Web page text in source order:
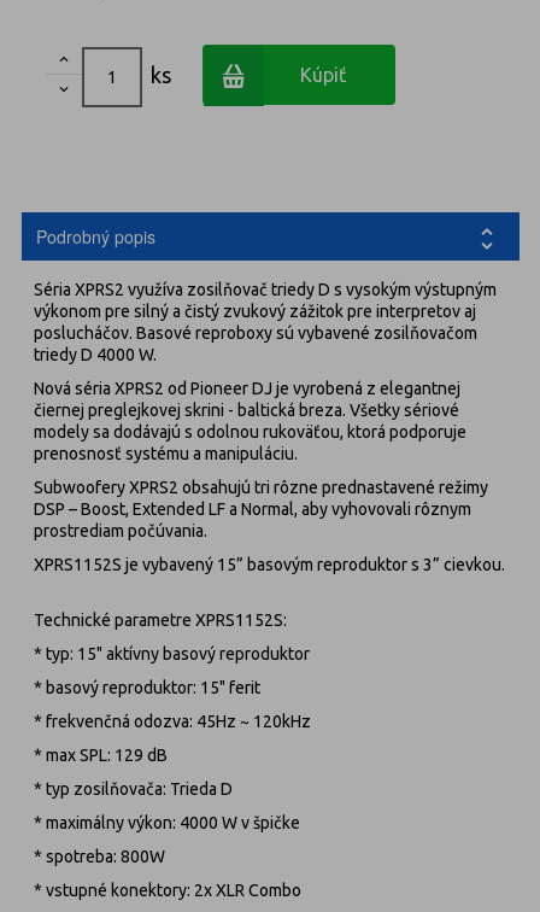


ks Kúpiť
Podrobný popis
Séria XPRS2 využíva zosilňovač triedy D s vysokým výstupným
výkonom pre silný a čistý zvukový zážitok pre interpretov aj
poslucháčov. Basové reproboxy sú vybavené zosilňovačom
triedy D 4000 W.
Nová séria XPRS2 od Pioneer DJ je vyrobená z elegantnej
čiernej preglejkovej skrini - baltická breza. Všetky sériové
modely sa dodávajú s odolnou rukoväťou, ktorá podporuje
prenosnosť systému a manipuláciu.
Subwoofery XPRS2 obsahujú tri rôzne prednastavené režimy
DSP – Boost, Extended LF a Normal, aby vyhovovali rôznym
prostrediam počúvania.
XPRS1152S je vybavený 15” basovým reproduktor s 3” cievkou.
Technické parametre XPRS1152S:
* typ: 15" aktívny basový reproduktor
* basový reproduktor: 15" ferit
* frekvenčná odozva: 45Hz ~ 120kHz
* max SPL: 129 dB
* typ zosilňovača: Trieda D
* maximálny výkon: 4000 W v špičke
* spotreba: 800W
* vstupné konektory: 2x XLR Combo